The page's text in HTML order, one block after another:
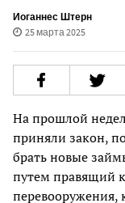
Иоганнес Штерн
25 марта 2025
На прошлой
приняли закон,
брать новые
путем правящий
перевооружения,